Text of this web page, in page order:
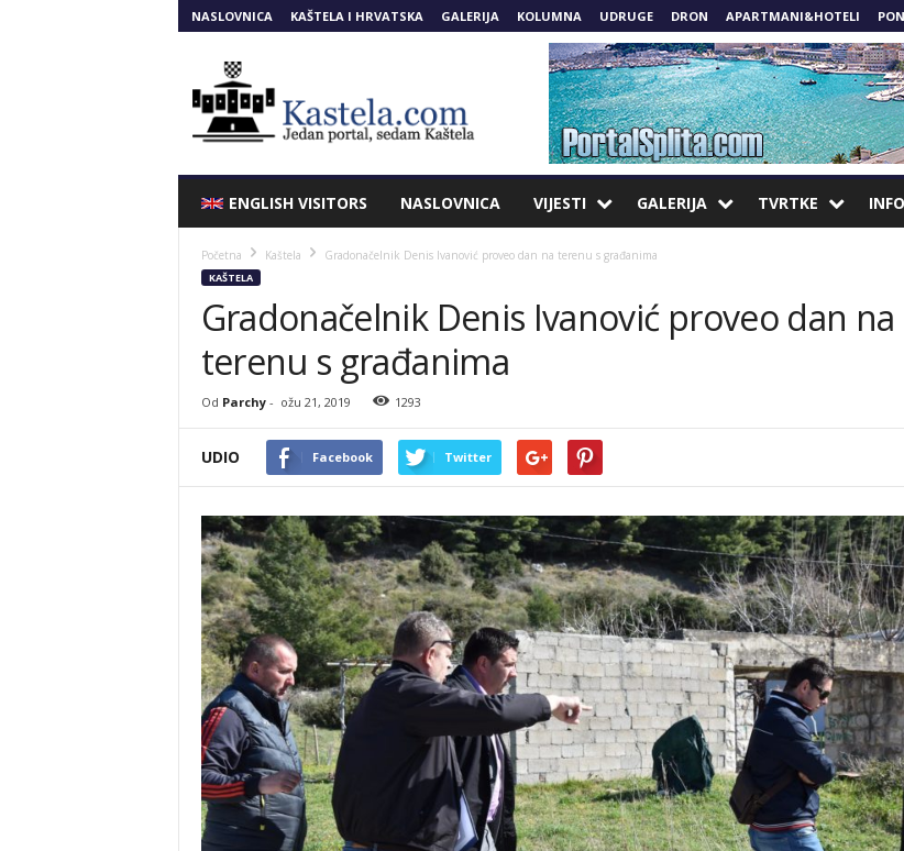
NASLOVNICA KAŠTELA I HRVATSKA GALERIJA KOLUMNA UDRUGE DRON APARTMANI&HOTELI
ENGLISH VISITORS NASLOVNICA VIJESTI GALERIJA TVRTKE INFO
Početna Kaštela Gradonačelnik Denis Ivanović proveo dan na terenu s građanima
KAŠTELA
Gradonačelnik Denis Ivanović proveo dan na
terenu s građanima
Od Parchy- ožu 21, 2019 1293
UDIO Facebook Twitter